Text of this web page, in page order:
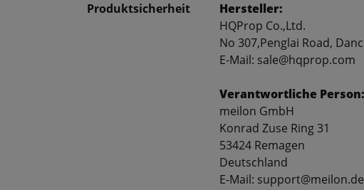
Produktsicherheit
Hersteller:
HQProp Co.,Ltd.
No 307,Penglai Road,
E-Mail: sale@hqprop.com
Verantwortliche Person:
meilon GmbH
Konrad Zuse Ring 31
53424 Remagen
Deutschland
E-Mail: support@meilon.de